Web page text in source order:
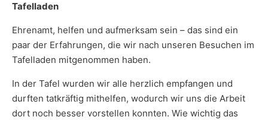
Tafelladen
Ehrenamt, helfen und aufmerksam sein – das sind ein
paar der Erfahrungen, die wir nach unseren Besuchen im
Tafelladen mitgenommen haben.
In der Tafel wurden wir alle herzlich empfangen und
durften tatkräftig mithelfen, wodurch wir uns die Arbeit
dort noch besser vorstellen konnten. Wie wichtig das